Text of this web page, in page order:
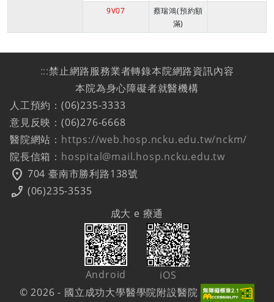
9V07
蔡瑞鴻(預約額
滿)
:::禁止網路服務業者轉錄本院網路資訊內容
本院為身心障礙者就醫機構
人工預約：(06)235-3333
意見反映：(06)276-6668
醫院網站： https://web.hosp.ncku.edu.tw/nckm/
院長信箱： hospital@mail.hosp.ncku.edu.tw
location_on 704 臺南市勝利路138號
phone_enabled (06)235-3535
成大 e 療通
Android
iOS
© 2026 - 國立成功大學醫學院附設醫院